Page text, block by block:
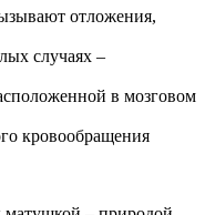
отложения,
случаях –
в мозговом
кровообращения